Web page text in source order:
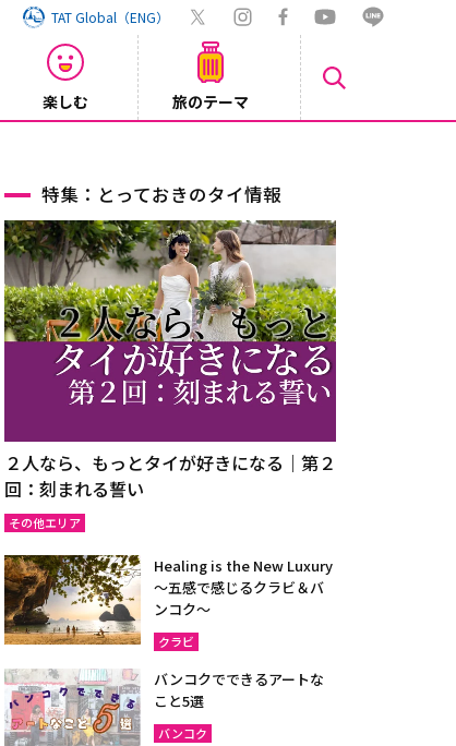
TAT Global（ENG）
楽しむ 旅のテーマ
特集：とっておきのタイ情報
２人なら、もっとタイが好きになる｜第２
回：刻まれる誓い
その他エリア
Healing is the New Luxury
～五感で感じるクラビ＆バ
ンコク～
クラビ
バンコクでできるアートな
こと5選
バンコク